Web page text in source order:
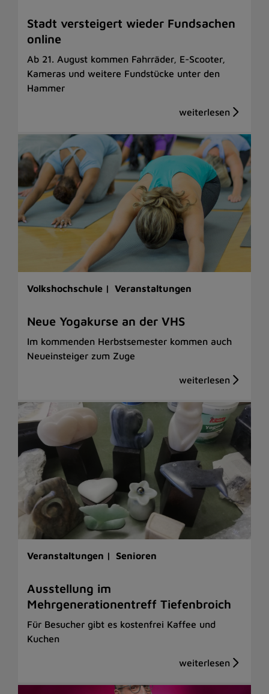
Stadt versteigert wieder Fundsachen
online
Ab 21. August kommen Fahrräder, E-Scooter,
Kameras und weitere Fundstücke unter den
Hammer
Volkshochschule | Veranstaltungen
Neue Yogakurse an der VHS
Im kommenden Herbstsemester kommen auch
Neueinsteiger zum Zuge
Veranstaltungen | Senioren
Ausstellung im
Mehrgenerationentreff Tiefenbroich
Für Besucher gibt es kostenfrei Kaffee und
Kuchen